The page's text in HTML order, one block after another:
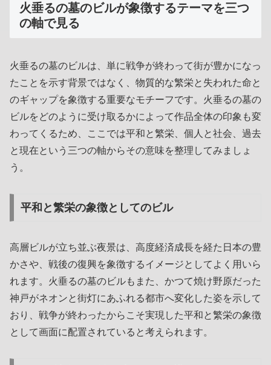
火垂るの墓のビルが象徴するテーマを三つ
の軸で見る
火垂るの墓のビルは、単に戦争が終わって街が豊かになっ
たことを示す背景ではなく、物質的な繁栄と失われた命と
のギャップを象徴する重要なモチーフです。火垂るの墓の
ビルをどのように受け取るかによって作品全体の印象も変
わってくるため、ここでは平和と繁栄、個人と社会、過去
と現在という三つの軸からその意味を整理してみましょ
う。
平和と繁栄の象徴としてのビル
高層ビルが立ち並ぶ夜景は、高度経済成長を経た日本の豊
かさや、戦後の復興を象徴するイメージとしてよく用いら
れます。火垂るの墓のビルもまた、かつて焼け野原だった
神戸がネオンと街灯にあふれる都市へ変化した姿を示して
おり、戦争が終わったからこそ実現した平和と繁栄の象徴
として画面に配置されていると考えられます。